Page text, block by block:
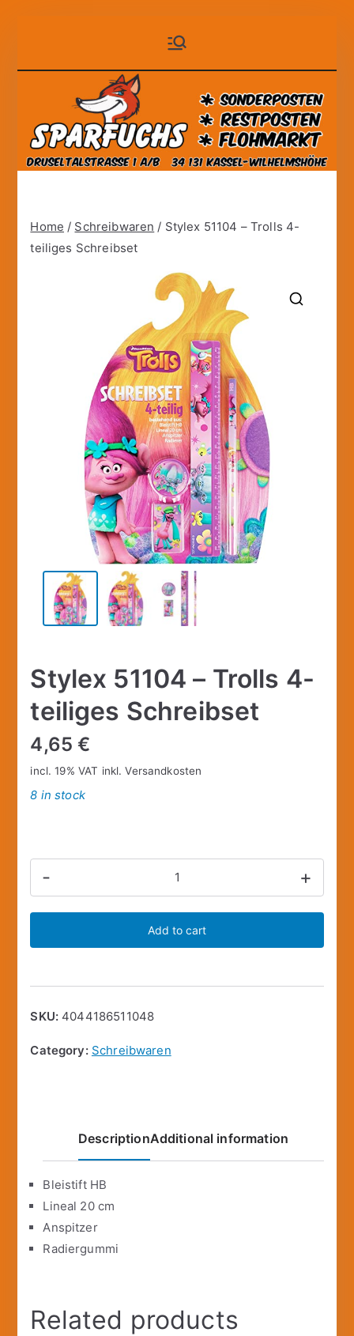
springen
Sparfuchs
– Kassel
Home / Schreibwaren / Stylex 51104 – Trolls 4-
teiliges Schreibset
Stylex 51104 – Trolls 4-
teiliges Schreibset
4,65€
incl. 19% VAT inkl.Versandkosten
8 in stock
-
-
quantity
+
Add to cart
SKU: 4044186511048
Category: Schreibwaren
DescriptionAdditional information
Bleistift HB
Lineal 20 cm
Anspitzer
Radiergummi
Related products